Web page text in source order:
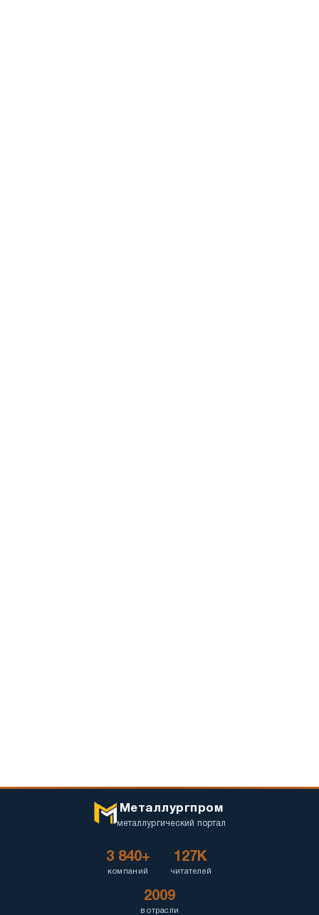
Металлургпром
металлургический портал
3 840+
компаний
127K
читателей
2009
в отрасли